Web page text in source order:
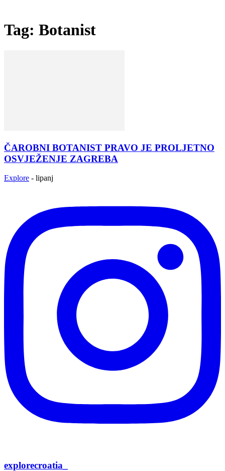
Tag: Botanist
ČAROBNI BOTANIST PRAVO JE PROLJETNO
OSVJEŽENJE ZAGREBA
Explore - lipanj
explorecroatia_